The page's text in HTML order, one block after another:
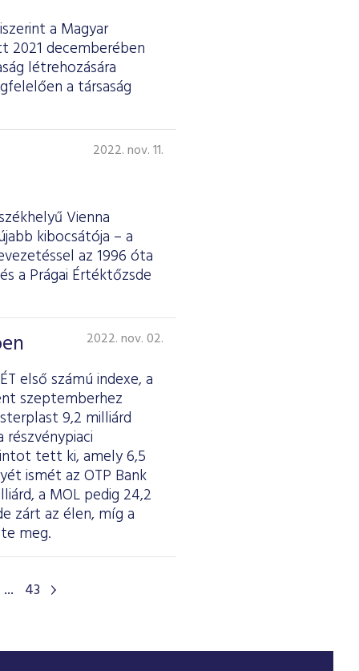
a Magyar
2021 decemberében
létrehozására
a társaság
2022. nov. 11.
Vienna
kibocsátója – a
az 1996 óta
a Prágai Értéktőzsde
2022. nov. 02.
első számú indexe, a
szeptemberhez
9,2 milliárd
tett ki, amely 6,5
ismét az OTP Bank
a MOL pedig 24,2
zárt az élen, míg a
meg.
... 43